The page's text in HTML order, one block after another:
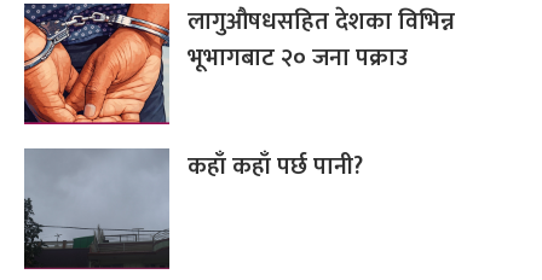
लागुऔषधसहित देशका विभिन्न
भूभागबाट २० जना पक्राउ
कहाँ कहाँ पर्छ पानी?